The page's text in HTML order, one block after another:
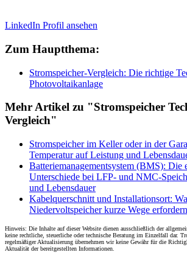
LinkedIn Profil ansehen
Zum Hauptthema:
Stromspeicher-Vergleich: Die richtige
Photovoltaikanlage
Mehr Artikel zu "Stromspeicher
Vergleich"
Stromspeicher im Keller oder in der
Temperatur auf Leistung und
Batteriemanagementsystem (BMS): Die
Unterschiede bei LFP- und NMC-
und Lebensdauer
Kabelquerschnitt und Installationsort:
Niedervoltspeicher kurze Wege erfordern
Hinweis: Die Inhalte auf dieser Website dienen ausschließlich der
keine rechtliche, steuerliche oder technische Beratung im Einzelfall dar.
regelmäßiger Aktualisierung übernehmen wir keine Gewähr für die
Aktualität der bereitgestellten Informationen.